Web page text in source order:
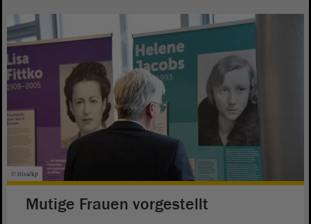
© ltlsa/kp
Mutige Frauen vorgestellt